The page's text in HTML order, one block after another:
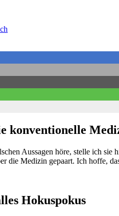
konventionelle
Aussagen höre, stelle ich
die Medizin gepaart. Ich hoffe,
Hokuspokus